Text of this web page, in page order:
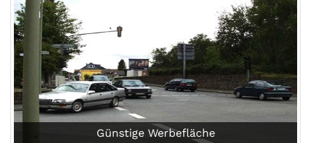
Günstige Werbefläche